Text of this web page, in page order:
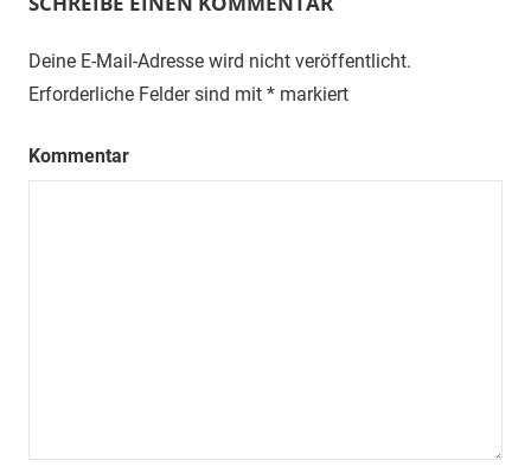
Deine E-Mail-Adresse wird nicht veröffentlicht.
Erforderliche Felder sind mit * markiert
Kommentar